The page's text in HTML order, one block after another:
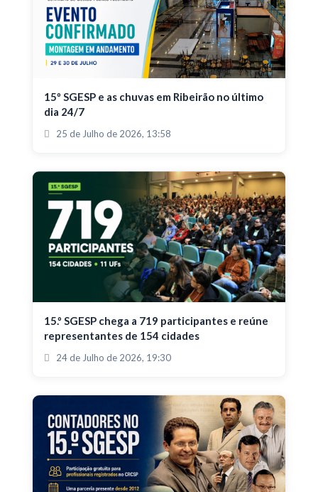
15º SGESP e as chuvas em Ribeirão no último
dia 24/7
25 de Julho de 2026, 13:58
15.º SGESP chega a 719 participantes e reúne
representantes de 154 cidades
24 de Julho de 2026, 19:30